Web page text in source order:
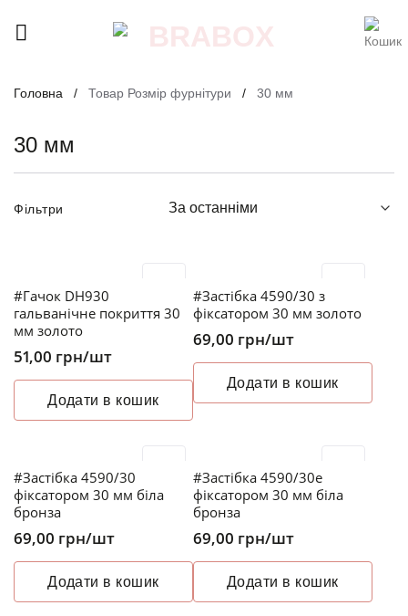
Головна / Товар Розмір фурнітури / 30 мм
30 мм
Фільтри
#Гачок DH930
гальванічне покриття 30
мм золото
51,00 грн/шт
Додати в кошик
#Застібка 4590/30 з
фіксатором 30 мм золото
69,00 грн/шт
Додати в кошик
#Застібка 4590/30
фіксатором 30 мм біла
бронза
69,00 грн/шт
Додати в кошик
#Застібка 4590/30e
фіксатором 30 мм біла
бронза
69,00 грн/шт
Додати в кошик